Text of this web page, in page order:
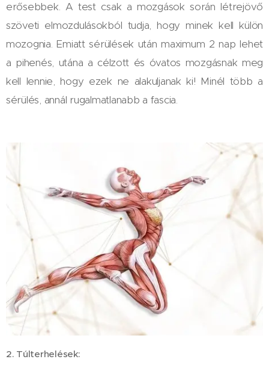
erősebbek. A test csak a mozgások során létrejövő
szöveti elmozdulásokból tudja, hogy minek kell külön
mozognia. Emiatt sérülések után maximum 2 nap lehet
a pihenés, utána a célzott és óvatos mozgásnak meg
kell lennie, hogy ezek ne alakuljanak ki! Minél több a
sérülés, annál rugalmatlanabb a fascia.
2. Túlterhelések: